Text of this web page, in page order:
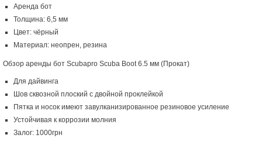
Аренда бот
Толщина: 6,5 мм
Цвет: чёрный
Материал: неопрен, резина
Обзор аренды бот Scubapro Scuba Boot 6.5 мм (Прокат)
Для дайвинга
Шов сквозной плоский с двойной проклейкой
Пятка и носок имеют завулканизированное резиновое усиление
Устойчивая к коррозии молния
Залог: 1000грн